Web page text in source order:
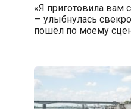
«Я приготовила вам
— улыбнулась
пошёл по моему